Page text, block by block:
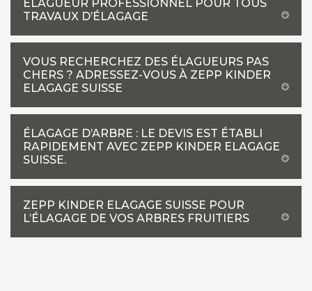
ÉLAGUEUR PROFESSIONNEL POUR TOUS
TRAVAUX D’ÉLAGAGE
VOUS RECHERCHEZ DES ÉLAGUEURS PAS
CHERS ? ADRESSEZ-VOUS À ZEPP KINDER
ELAGAGE SUISSE
ÉLAGAGE D’ARBRE : LE DEVIS EST ÉTABLI
RAPIDEMENT AVEC ZEPP KINDER ELAGAGE
SUISSE.
ZEPP KINDER ELAGAGE SUISSE POUR
L’ÉLAGAGE DE VOS ARBRES FRUITIERS